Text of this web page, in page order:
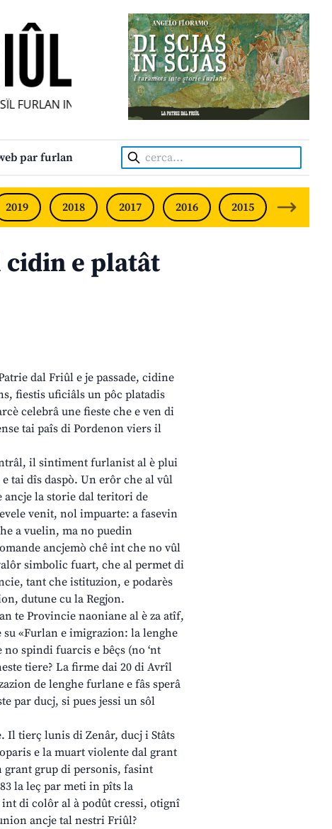
FURLAN INDIPENDENT • INDEPENDENT FRIULIAN MONTHLY
par furlan Cerca:
2019 2018 2017 2016 2015 2014
cidin e platât
dal Friûl e je passade, cidine
fiestis uficiâls un pôc platadis
celebrâ une fieste che e ven di
tai paîs di Pordenon viers il
il sintiment furlanist al è plui
tai dîs daspò. Un erôr che al vûl
la storie dal teritori de
venit, nol impuarte: a fasevin
a vuelin, ma no puedin
ancjemò chê int che no vûl
simbolic fuart, che al permet di
tant che istituzion, e podarès
dutune cu la Regjon.
te Provincie naoniane al è za atîf,
su «Furlan e imigrazion: la lenghe
spindi fuarcis e bêçs (no ‘nt
tiere? La firme dai 20 di Avrîl
de lenghe furlane e fâs sperâ
par ducj, si pues jessi un sôl
Il tierç lunis di Zenâr, ducj i Stâts
e la muart violente dal grant
grant grup di personis, fasint
la leç par meti in pîts la
di colôr al à podût cressi, otignî
ancje tal nestri Friûl?